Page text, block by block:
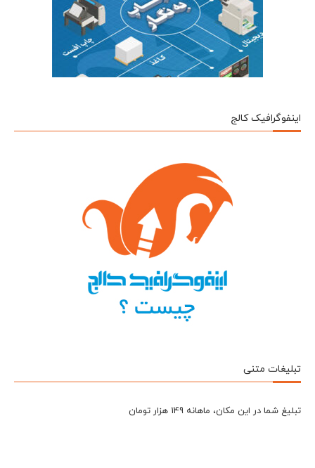
اینفوگرافیک کالج
تبلیغات متنی
تبلیغ شما در این مکان، ماهانه 149 هزار تومان